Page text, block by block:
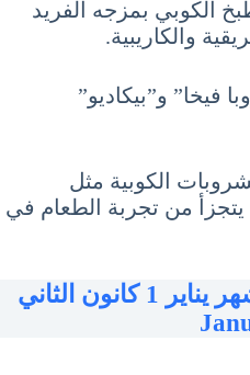
الكوبي بمزجه الفريد
والكاريبية.
فيخا” و”بيكاديو”
الكوبية مثل
يتجزأ من تجربة الطعام في
السياحة في البحرين شهر يناير 1 كانون الثاني